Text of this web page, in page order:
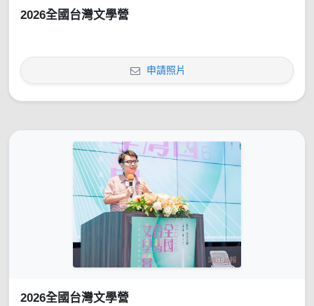
2026全國台灣文學營
申請照片
2026全國台灣文學營